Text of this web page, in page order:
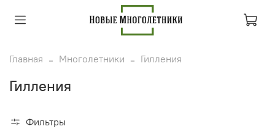
Главная Многолетники Гилления
Гилления
Фильтры